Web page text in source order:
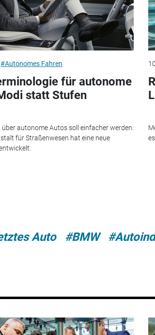
#Autonomes Fahren
für autonome
statt Stufen
über autonome Autos soll einfacher werden.
für Straßenwesen hat eine neue
Auto #BMW